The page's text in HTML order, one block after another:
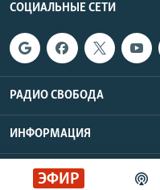
ЭФИР
СОЦИАЛЬНЫЕ СЕТИ
РАДИО СВОБОДА
ИНФОРМАЦИЯ
Радио Свобода ©